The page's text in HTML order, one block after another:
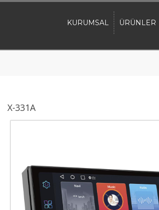
KURUMSAL ÜRÜNLER
X-331A